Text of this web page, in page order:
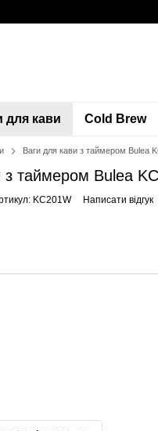
для кави Cold Brew
Ваги для кави з таймером Bulea
з таймером Bulea
KC201W Написати відгук